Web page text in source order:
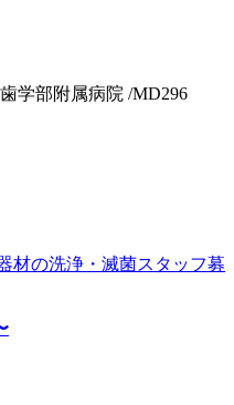
学部附属病院 /MD296
材の洗浄・滅菌スタッフ募